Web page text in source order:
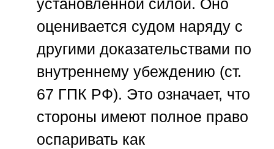
установленной силой. Оно
оценивается судом наряду с
другими доказательствами по
внутреннему убеждению (ст.
67 ГПК РФ). Это означает, что
стороны имеют полное право
оспаривать как